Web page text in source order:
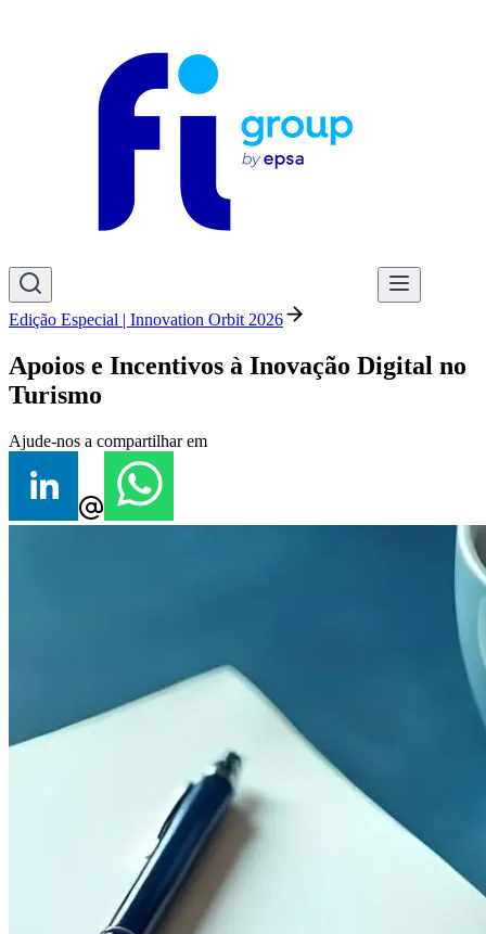
Edição Especial | Innovation Orbit 2026
Apoios e Incentivos à Inovação Digital no
Turismo
Ajude-nos a compartilhar em